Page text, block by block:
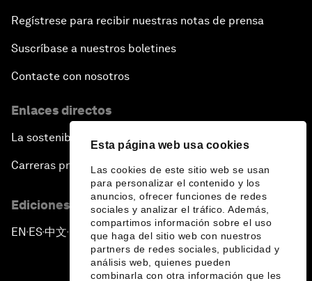
Esta página web usa cookies
Las cookies de este sitio web se usan
para personalizar el contenido y los
anuncios, ofrecer funciones de redes
sociales y analizar el tráfico. Además,
compartimos información sobre el uso
que haga del sitio web con nuestros
partners de redes sociales, publicidad y
análisis web, quienes pueden
combinarla con otra información que les
Regístrese para recibir nuestras notas de prensa
Suscríbase a nuestros boletines
Contacte con nosotros
Enlaces directos
La sostenibilidad en el Foro
Carreras profesionales
Ediciones en otros idiomas
EN ▪ES▪中文▪ 日本語